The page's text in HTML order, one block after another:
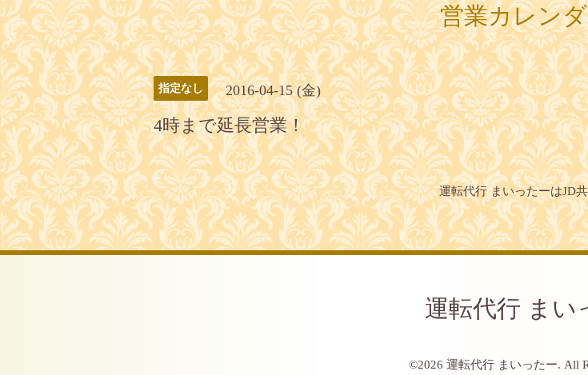
営業カレン
指定なし 2016-04-15 (金)
4時まで延長営業！
運転代行 まいったーはJD
運転代行 まい
©2026 運転代行 まいったー. All